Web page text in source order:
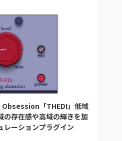
Obsession「THEDI」低域
の存在感や高域の輝きを加
レーションプラグイン